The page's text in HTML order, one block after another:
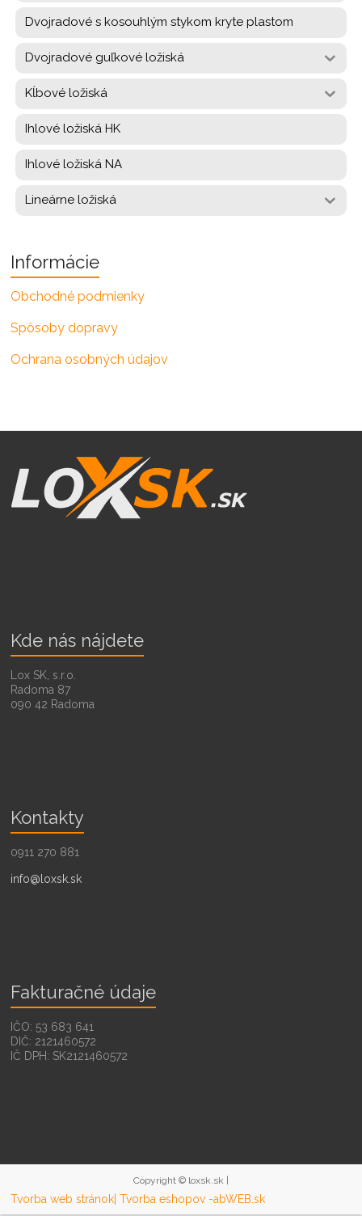
Dvojradové s kosouhlým stykom kryte plastom
Dvojradové guľkové ložiská
Kĺbové ložiská
Ihlové ložiská HK
Ihlové ložiská NA
Lineárne ložiská
Informácie
Obchodné podmienky
Spôsoby dopravy
Ochrana osobných údajov
Kde nás nájdete
Lox SK, s.r.o.
Radoma 87
090 42 Radoma
Kontakty
0911 270 881
info@loxsk.sk
Fakturačné údaje
IČO: 53 683 641
DIČ: 2121460572
IČ DPH: SK2121460572
Copyright © loxsk.sk |
Tvorba web stránok | Tvorba eshopov -abWEB.sk